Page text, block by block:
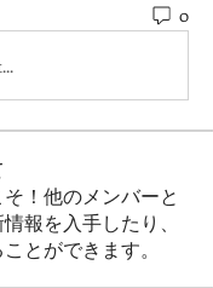
0
！他のメンバーと
報を入手したり、
とができます。